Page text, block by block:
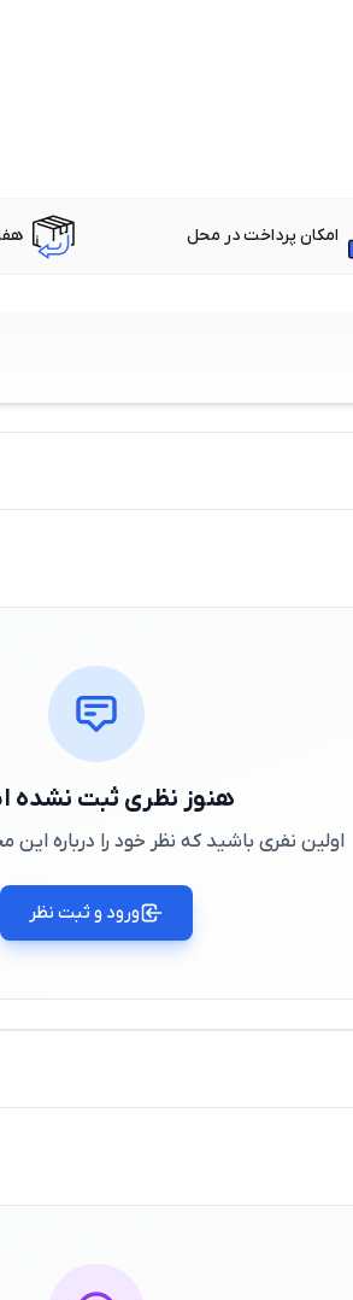
امکان پرداخت در محل
هنوز نظری ثبت نشده
اولین نفری باشید که نظر خود را درباره
ورود و ثبت نظر